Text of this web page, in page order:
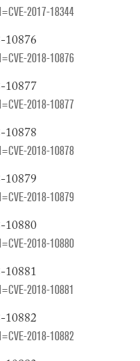
2017-18344
10876
2018-10876
10877
2018-10877
10878
2018-10878
10879
2018-10879
10880
2018-10880
10881
2018-10881
10882
2018-10882